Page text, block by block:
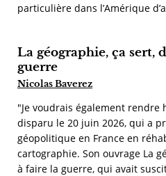
particulière dans l’Amérique
La géographie, ça sert,
guerre
Nicolas Baverez
"Je voudrais également rendre
disparu le 20 juin 2026, qui a
géopolitique en France en
cartographie. Son ouvrage La
à faire la guerre, qui avait